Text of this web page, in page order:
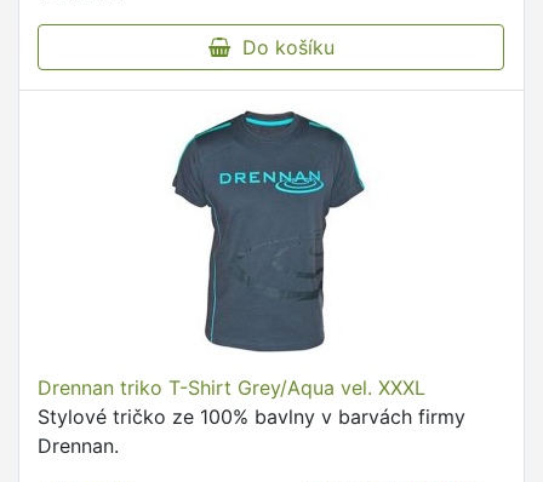
Do košíku
Drennan triko T-Shirt Grey/Aqua vel. XXXL
Stylové tričko ze 100% bavlny v barvách firmy
Drennan.